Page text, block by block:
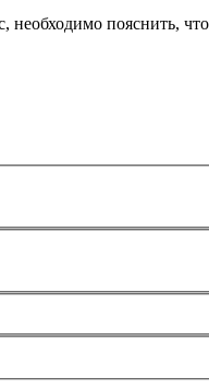
необходимо пояснить,